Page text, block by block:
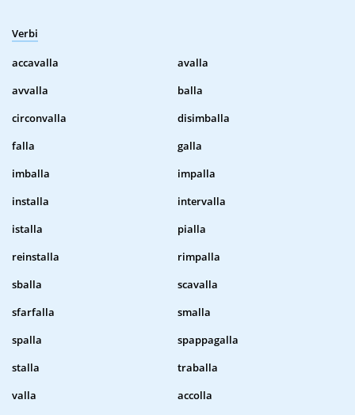
Verbi
accavalla
avalla
avvalla
balla
circonvalla
disimballa
falla
galla
imballa
impalla
installa
intervalla
istalla
pialla
reinstalla
rimpalla
sballa
scavalla
sfarfalla
smalla
spalla
spappagalla
stalla
traballa
valla
accolla